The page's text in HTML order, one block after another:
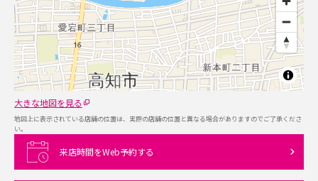
大きな地図を見る
地図上に表示されている店舗の位置は、実際の店舗の位置と異なる場合がありますのでご了承くださ
い。
来店時間をWeb予約する